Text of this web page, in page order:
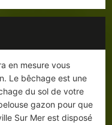
en mesure vous
Le bêchage est une
du sol de votre
gazon pour que
Sur Mer est disposé